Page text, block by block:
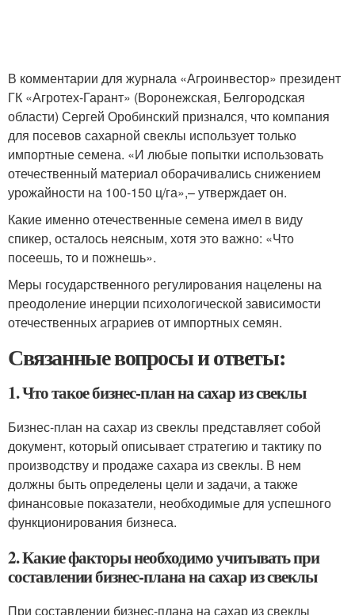
В комментарии для журнала «Агроинвестор» президент
ГК «Агротех-Гарант» (Воронежская, Белгородская
области) Сергей Оробинский признался, что компания
для посевов сахарной свеклы использует только
импортные семена. «И любые попытки использовать
отечественный материал оборачивались снижением
урожайности на 100-150 ц/га»,– утверждает он.
Какие именно отечественные семена имел в виду
спикер, осталось неясным, хотя это важно: «Что
посеешь, то и пожнешь».
Меры государственного регулирования нацелены на
преодоление инерции психологической зависимости
отечественных аграриев от импортных семян.
Связанные вопросы и ответы:
1. Что такое бизнес-план на сахар из свеклы
Бизнес-план на сахар из свеклы представляет собой
документ, который описывает стратегию и тактику по
производству и продаже сахара из свеклы. В нем
должны быть определены цели и задачи, а также
финансовые показатели, необходимые для успешного
функционирования бизнеса.
2. Какие факторы необходимо учитывать при
составлении бизнес-плана на сахар из свеклы
При составлении бизнес-плана на сахар из свеклы